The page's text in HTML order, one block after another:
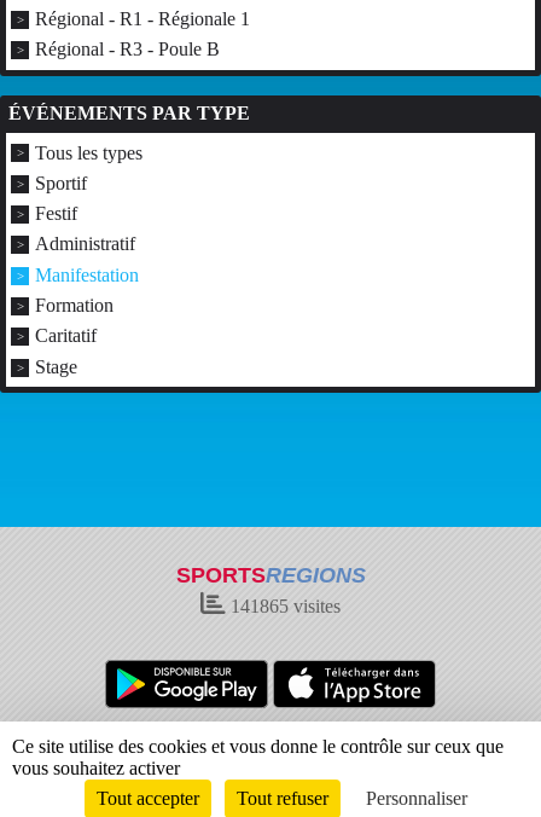
Régional - R1 - Régionale 1
Régional - R3 - Poule B
ÉVÉNEMENTS PAR TYPE
Tous les types
Sportif
Festif
Administratif
Manifestation
Formation
Caritatif
Stage
SPORTSREGIONS
141865 visites
Charte cookies
Gestion des cookies
Informations légales
Envie de participer ?
Connexion
Ce site utilise des cookies et vous donne le contrôle sur ceux que
vous souhaitez activer
Tout accepter
Tout refuser Personnaliser